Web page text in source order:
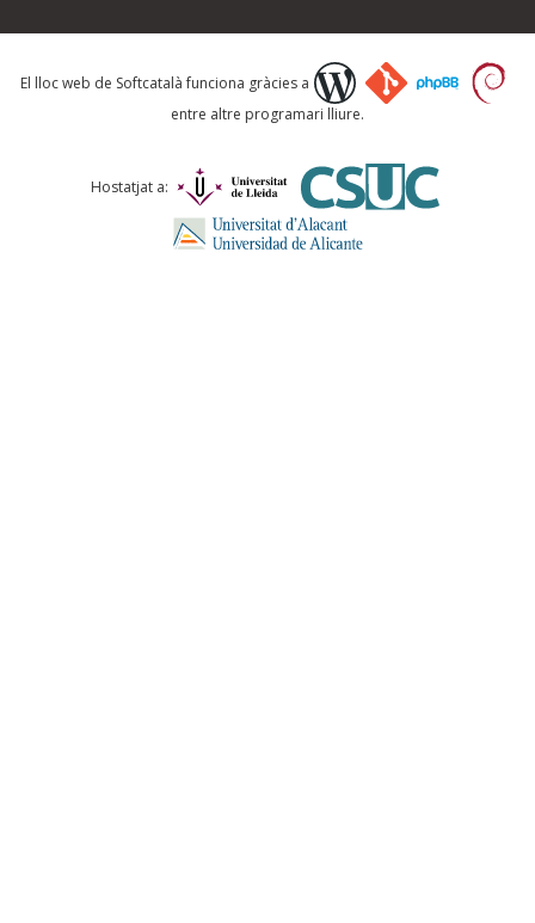
Què proposeu?
Comentari *
El lloc web de Softcatalà funciona gràcies a
entre altre programari lliure.
Hostatjat a: